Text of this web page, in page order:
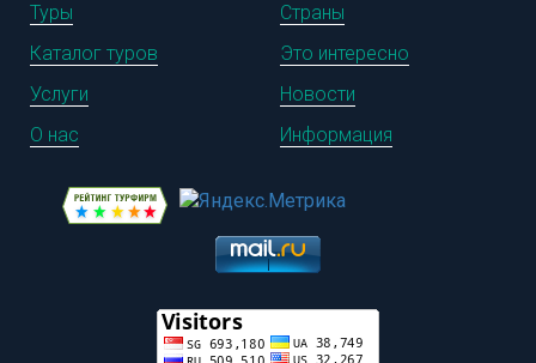
Туры
Страны
Каталог туров
Это интересно
Услуги
Новости
О нас
Информация